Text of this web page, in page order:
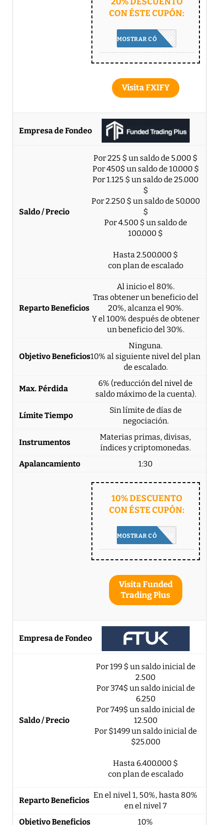
CON ÉSTE CUPÓN:
COMP20
MOSTRAR CÓDIGO
Visita FXIFY
Por 225 $ un saldo de 5.000 $
Por 450$ un saldo de 10.000 $
Por 1.125 $ un saldo de 25.000
$
Por 2.250 $ un saldo de 50.000
$
Por 4.500 $ un saldo de
100.000 $
Hasta 2.500.000 $
con plan de escalado
Al inicio el 80%.
Tras obtener un beneficio del
20%, alcanza el 90%.
Y el 100% después de obtener
un beneficio del 30%.
Ninguna.
10% al siguiente nivel del plan
de escalado.
6% (reducción del nivel de
saldo máximo de la cuenta).
Sin límite de días de
negociación.
Materias primas, divisas,
índices y criptomonedas.
1:30
10% DESCUENTO
CON ÉSTE CUPÓN:
5BEST
MOSTRAR CÓDIGO
Visita Funded
Trading Plus
Por 199 $ un saldo inicial de
2.500
Por 374$ un saldo inicial de
6.250
Por 749$ un saldo inicial de
12.500
Por $1499 un saldo inicial de
$25.000
Hasta 6.400.000 $
con plan de escalado
En el nivel 1, 50%, hasta 80%
en el nivel 7
10%